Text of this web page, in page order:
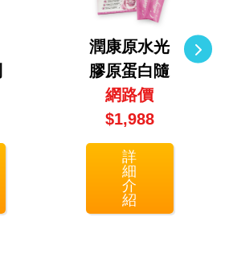
潤康原水光
膠原蛋白隨
身包2入組
(30包/盒X2
盒)
網路價
$1,988
詳
細
介
紹